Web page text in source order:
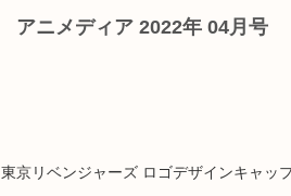
アニメディア 2022年 04月号
東京リベンジャーズ ロゴデザインキャッ